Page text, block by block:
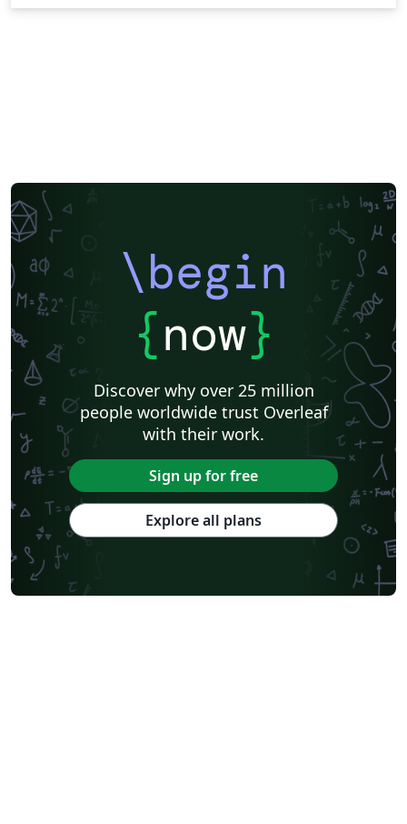
\begin
{now}
Discover why over 25 million
people worldwide trust Overleaf
with their work.
Sign up for free
Explore all plans